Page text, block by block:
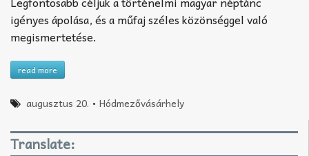
igényes ápolása, és a műfaj széles közönséggel való
megismertetése.
read more
augusztus 20. •Hódmezővásárhely
Translate: